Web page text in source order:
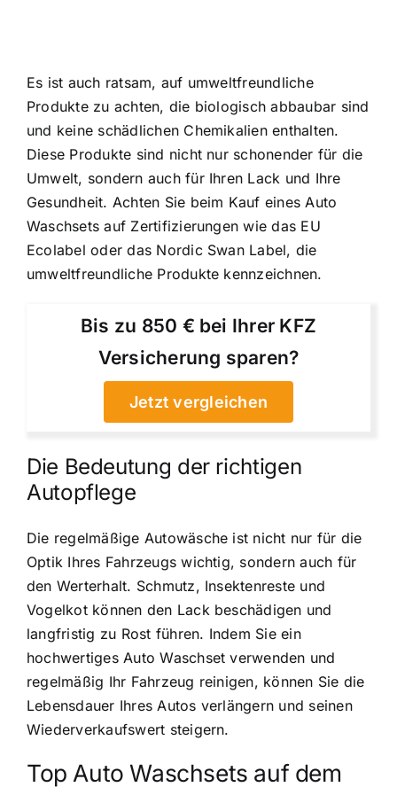
Es ist auch ratsam, auf umweltfreundliche
Produkte zu achten, die biologisch abbaubar sind
und keine schädlichen Chemikalien enthalten.
Diese Produkte sind nicht nur schonender für die
Umwelt, sondern auch für Ihren Lack und Ihre
Gesundheit. Achten Sie beim Kauf eines Auto
Waschsets auf Zertifizierungen wie das EU
Ecolabel oder das Nordic Swan Label, die
umweltfreundliche Produkte kennzeichnen.
Bis zu 850 € bei Ihrer KFZ
Versicherung sparen?
Jetzt vergleichen
Die Bedeutung der richtigen
Autopflege
Die regelmäßige Autowäsche ist nicht nur für die
Optik Ihres Fahrzeugs wichtig, sondern auch für
den Werterhalt. Schmutz, Insektenreste und
Vogelkot können den Lack beschädigen und
langfristig zu Rost führen. Indem Sie ein
hochwertiges Auto Waschset verwenden und
regelmäßig Ihr Fahrzeug reinigen, können Sie die
Lebensdauer Ihres Autos verlängern und seinen
Wiederverkaufswert steigern.
Top Auto Waschsets auf dem